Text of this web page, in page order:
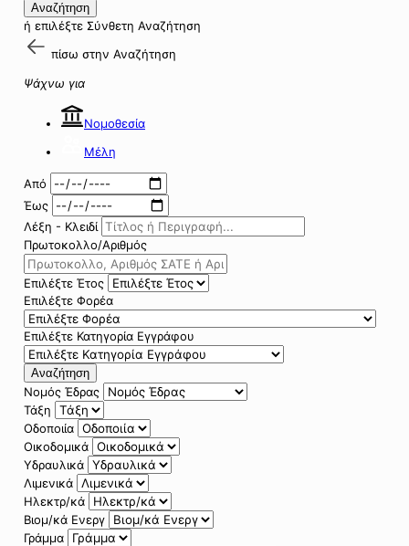
Αναζήτηση
ή επιλέξτε Σύνθετη Αναζήτηση
πίσω στην Αναζήτηση
Ψάχνω για
Νομοθεσία
Μέλη
Από
Έως
Λέξη - Κλειδί
Πρωτοκολλο/Αριθμός
Επιλέξτε Έτος
Επιλέξτε Φορέα
Επιλέξτε Κατηγορία Εγγράφου
Αναζήτηση
Νομός Έδρας
Τάξη
Οδοποιία
Οικοδομικά
Υδραυλικά
Λιμενικά
Ηλεκτρ/κά
Βιομ/κά Ενεργ
Γράμμα